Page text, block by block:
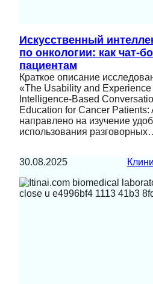
Искусственный
по онкологии: как чат-
пациентам
Краткое описание
«The Usability and Experience
Intelligence-Based
Education for Cancer
направлено на изучение
использования
30.08.2025